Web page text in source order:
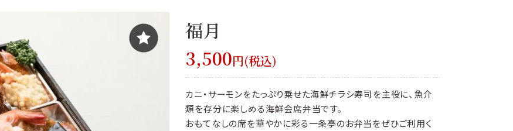
福月
3,500円(税込)
カニ・サーモンをたっぷり乗せた海鮮チラシ寿司を主役に、魚介
類を存分に楽しめる海鮮会席弁当です。
おもてなしの席を華やかに彩る一条亭のお弁当をぜひご利用く